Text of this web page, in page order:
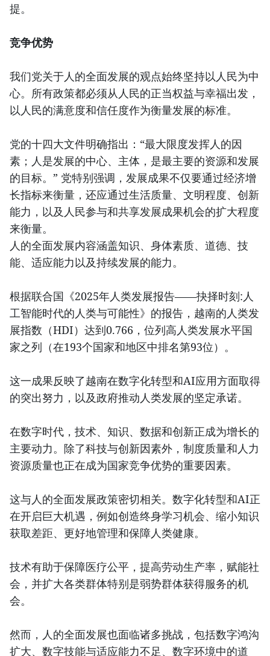
提。
竞争优势
我们党关于人的全面发展的观点始终坚持以人民为中
心。所有政策都必须从人民的正当权益与幸福出发，
以人民的满意度和信任度作为衡量发展的标准。
党的十四大文件明确指出：“最大限度发挥人的因
素；人是发展的中心、主体，是最主要的资源和发展
的目标。” 党特别强调，发展成果不仅要通过经济增
长指标来衡量，还应通过生活质量、文明程度、创新
能力，以及人民参与和共享发展成果机会的扩大程度
来衡量。
人的全面发展内容涵盖知识、身体素质、道德、技
能、适应能力以及持续发展的能力。
根据联合国《2025年人类发展报告——抉择时刻:人
工智能时代的人类与可能性》的报告，越南的人类发
展指数（HDI）达到0.766，位列高人类发展水平国
家之列（在193个国家和地区中排名第93位）。
这一成果反映了越南在数字化转型和AI应用方面取得
的突出努力，以及政府推动人类发展的坚定承诺。
在数字时代，技术、知识、数据和创新正成为增长的
主要动力。除了科技与创新因素外，制度质量和人力
资源质量也正在成为国家竞争优势的重要因素。
这与人的全面发展政策密切相关。数字化转型和AI正
在开启巨大机遇，例如创造终身学习机会、缩小知识
获取差距、更好地管理和保障人类健康。
技术有助于保障医疗公平，提高劳动生产率，赋能社
会，并扩大各类群体特别是弱势群体获得服务的机
会。
然而，人的全面发展也面临诸多挑战，包括数字鸿沟
扩大、数字技能与适应能力不足、数字环境中的道